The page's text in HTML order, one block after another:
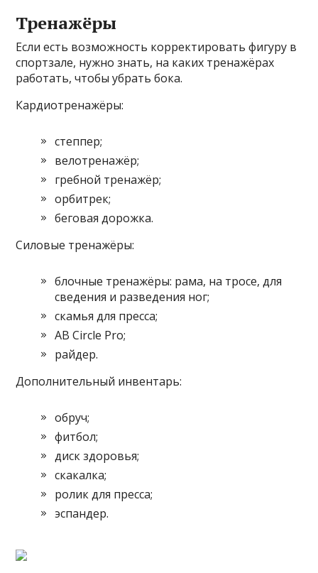
Тренажёры
Если есть возможность корректировать фигуру в
спортзале, нужно знать, на каких тренажёрах
работать, чтобы убрать бока.
Кардиотренажёры:
степпер;
велотренажёр;
гребной тренажёр;
орбитрек;
беговая дорожка.
Силовые тренажёры:
блочные тренажёры: рама, на тросе, для
сведения и разведения ног;
скамья для пресса;
AB Circle Pro;
райдер.
Дополнительный инвентарь:
обруч;
фитбол;
диск здоровья;
скакалка;
ролик для пресса;
эспандер.